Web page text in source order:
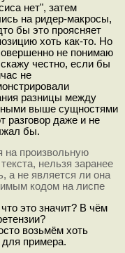
нет", затем
на ридер-макросы,
бы это проясняет
хоть как-то. Но
не понимаю
честно, если бы
не
разницы между
выше сущностями
разговор даже и не
бы.
на произвольную
нельзя заранее
а не является ли она
кодом на лиспе
это значит? В чём
возьмём хоть
для примера.